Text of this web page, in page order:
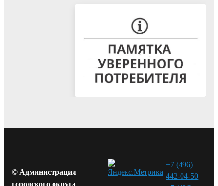
© Администрация
городского округа
+7 (496)
442-04-50